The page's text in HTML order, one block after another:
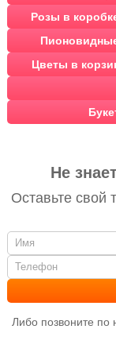
Розы в
Цветы в
Не
Оставьте
Либо позвоните по